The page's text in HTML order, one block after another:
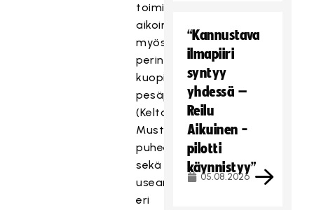
toiminut
aikoinaan
myös
perinteikkään
kuopiolaisen
pesäpalloseuran
(Kelta-
Mustat)
puheenjohtajana
sekä
useamman
eri
“Kannustava
ilmapiiri
syntyy
yhdessä –
Reilu
Aikuinen -
pilotti
käynnistyy”
05.08.2026